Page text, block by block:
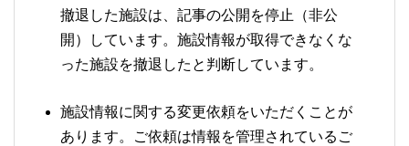
撤退した施設は、記事の公開を停止（非公
開）しています。施設情報が取得できなくな
った施設を撤退したと判断しています。
施設情報に関する変更依頼をいただくことが
あります。ご依頼は情報を管理されているご